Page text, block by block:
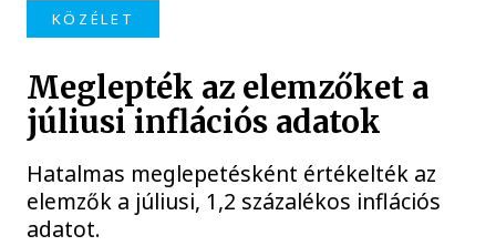
KÖZÉLET
Meglepték az elemzőket a
júliusi inflációs adatok
Hatalmas meglepetésként értékelték az
elemzők a júliusi, 1,2 százalékos inflációs
adatot.